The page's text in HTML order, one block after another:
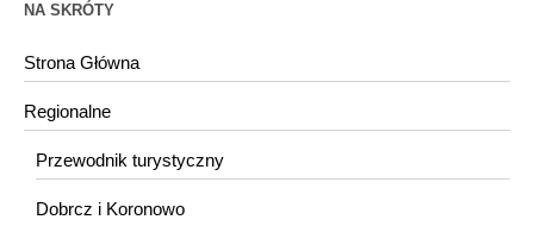
NA SKRÓTY
Strona Główna
Regionalne
Przewodnik turystyczny
Dobrcz i Koronowo